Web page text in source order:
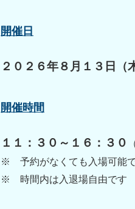
開催日
２０２６年８月１３日（
開催時間
１１：３０～１６：３０
※ 予約がなくても入場可能
※ 時間内は入退場自由です